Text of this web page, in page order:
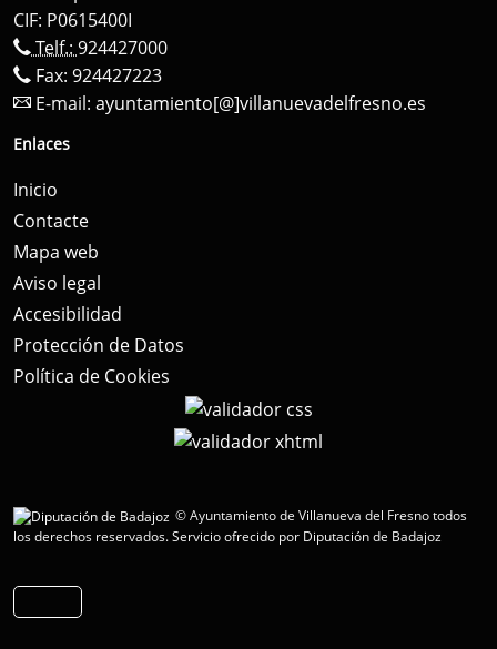
CIF: P0615400I
Telf.: 924427000
Fax: 924427223
E-mail: ayuntamiento[@]villanuevadelfresno.es
Enlaces
Inicio
Contacte
Mapa web
Aviso legal
Accesibilidad
Protección de Datos
Política de Cookies
© Ayuntamiento de Villanueva del Fresno todos
los derechos reservados.Servicio ofrecido por Diputación de Badajoz